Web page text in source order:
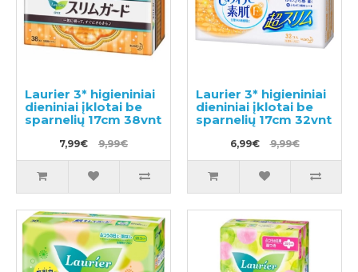
Laurier 3* higieniniai
dieniniai įklotai be
sparnelių 17cm 38vnt
7,99€ 9,99€
Laurier 3* higieniniai
dieniniai įklotai be
sparnelių 17cm 32vnt
6,99€ 9,99€